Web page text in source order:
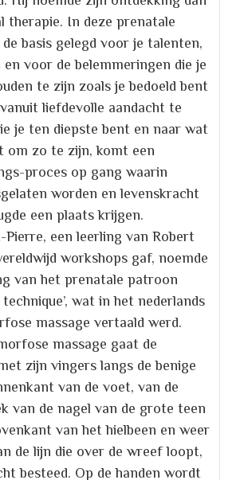
therapie. In deze prenatale
basis gelegd voor je talenten,
voor de belemmeringen die je
te zijn zoals je bedoeld bent
liefdevolle aandacht te
je ten diepste bent en naar wat
om zo te zijn, komt een
proces op gang waarin
worden en levenskracht
een plaats krijgen.
Pierre, een leerling van Robert
workshops gaf, noemde
van het prenatale patroon
wat in het nederlands
massage vertaald werd.
massage gaat de
zijn vingers langs de benige
van de voet, van de
van de nagel van de grote teen
van het hielbeen en weer
de lijn die over de wreef loopt,
besteed. Op de handen wordt